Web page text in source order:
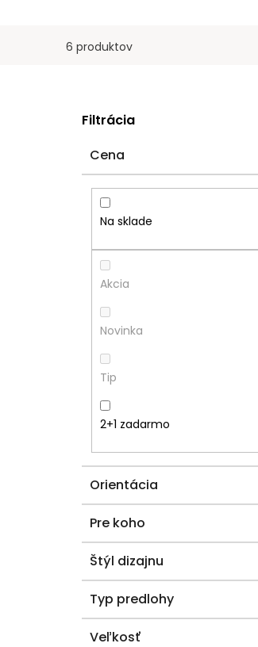
6 produktov
Č
Filtrácia
Cena
Na sklade
Akcia
Novinka
Tip
2+1 zadarmo
Orientácia
Pre koho
Štýl dizajnu
Typ predlohy
Veľkosť